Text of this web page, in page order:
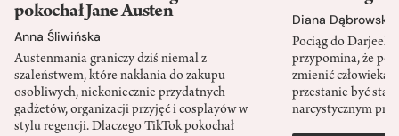
pokochał Jane Austen
Anna Śliwińska
Austenmania graniczy dziś niemal z
szaleństwem, które nakłania do zakupu
osobliwych, niekoniecznie przydatnych
gadżetów, organizacji przyjęć i cosplayów w
stylu regencji. Dlaczego TikTok pokochał
Diana Dąbrowska
Pociąg do
przypomina, że
zmienić człowieka
przestanie być
narcystycznym